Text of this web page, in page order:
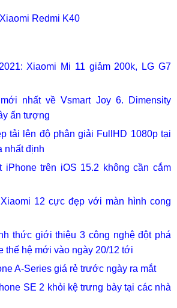
Xiaomi Redmi K40
Xiaomi Mi 11 giảm 200k, LG G7
nhất về Vsmart Joy 6. Dimensity
ấn tượng
tải lên độ phân giải FullHD 1080p tại
nhất định
iPhone trên iOS 15.2 không cần cắm
12 cực đẹp với màn hình cong
thức giới thiệu 3 công nghệ đột phá
thế hệ mới vào ngày 20/12 tới
A-Series giá rẻ trước ngày ra mắt
SE 2 khỏi kệ trưng bày tại các nhà